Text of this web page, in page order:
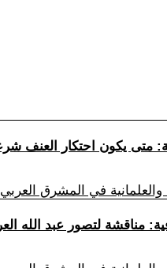
والعلمانية في المشرق العربي